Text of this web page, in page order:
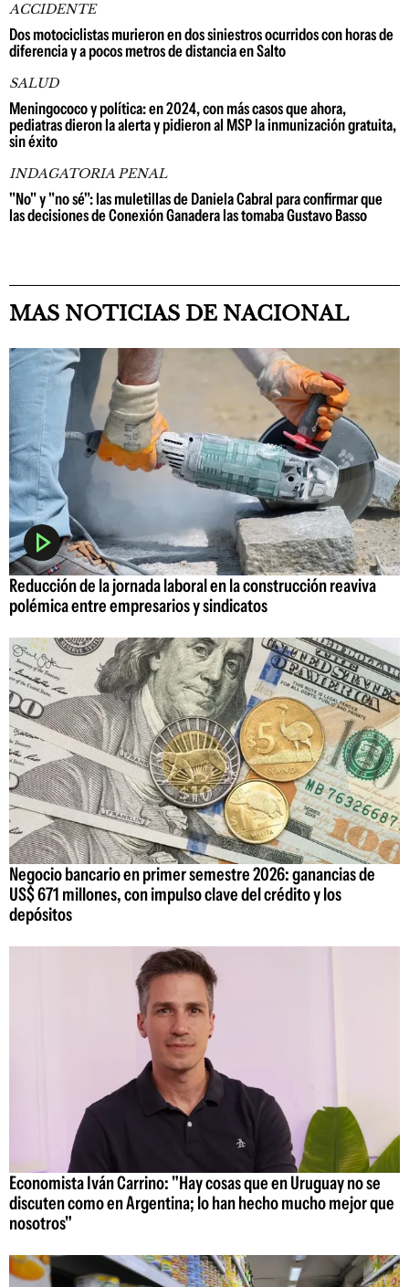
ACCIDENTE
Dos motociclistas murieron en dos siniestros ocurridos con horas de
diferencia y a pocos metros de distancia en Salto
SALUD
Meningococo y política: en 2024, con más casos que ahora,
pediatras dieron la alerta y pidieron al MSP la inmunización gratuita,
sin éxito
INDAGATORIA PENAL
"No" y "no sé": las muletillas de Daniela Cabral para confirmar que
las decisiones de Conexión Ganadera las tomaba Gustavo Basso
MAS NOTICIAS DE NACIONAL
Reducción de la jornada laboral en la construcción reaviva
polémica entre empresarios y sindicatos
Negocio bancario en primer semestre 2026: ganancias de
US$ 671 millones, con impulso clave del crédito y los
depósitos
Economista Iván Carrino: "Hay cosas que en Uruguay no se
discuten como en Argentina; lo han hecho mucho mejor que
nosotros"